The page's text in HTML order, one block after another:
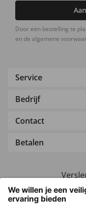
Door een bestelling te
en de algemene
Service
Bedrijf
Contact
Betalen